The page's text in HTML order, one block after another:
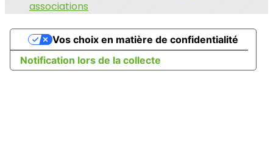
associations
Notification lors de la collecte
Vos choix en matière de confidentialité